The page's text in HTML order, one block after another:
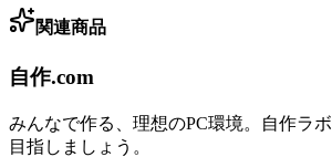
関連商品
自作.com
みんなで作る、理想のPC環境。 自作ラボ
目指しましょう。